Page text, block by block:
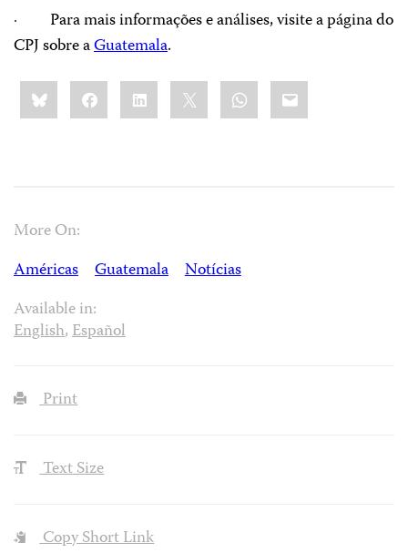
· Para mais informações e análises, visite a página do
CPJ sobre aGuatemala.
Share
this:BlueskyFacebookLinkedIn WhatsApp
Email
More On:
Américas
Guatemala
Notícias
Available in:
English,Español
Print
Text Size
Copy Short Link